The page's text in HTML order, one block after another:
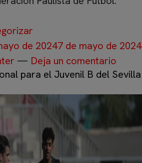
de 20247 de mayo de 2024
— Deja un comentario
para el Juvenil B del Sevilla